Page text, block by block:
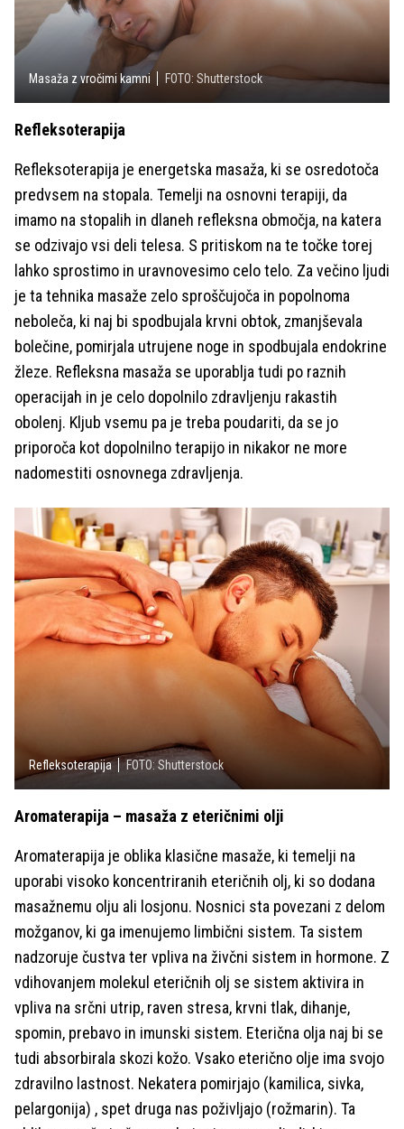
Masaža z vročimi kamni FOTO: Shutterstock
Refleksoterapija
Refleksoterapija je energetska masaža, ki se osredotoča
predvsem na stopala. Temelji na osnovni terapiji, da
imamo na stopalih in dlaneh refleksna območja, na katera
se odzivajo vsi deli telesa. S pritiskom na te točke torej
lahko sprostimo in uravnovesimo celo telo. Za večino ljudi
je ta tehnika masaže zelo sproščujoča in popolnoma
neboleča, ki naj bi spodbujala krvni obtok, zmanjševala
bolečine, pomirjala utrujene noge in spodbujala endokrine
žleze. Refleksna masaža se uporablja tudi po raznih
operacijah in je celo dopolnilo zdravljenju rakastih
obolenj. Kljub vsemu pa je treba poudariti, da se jo
priporoča kot dopolnilno terapijo in nikakor ne more
nadomestiti osnovnega zdravljenja.
Refleksoterapija FOTO: Shutterstock
Aromaterapija – masaža z eteričnimi olji
Aromaterapija je oblika klasične masaže, ki temelji na
uporabi visoko koncentriranih eteričnih olj, ki so dodana
masažnemu olju ali losjonu. Nosnici sta povezani z delom
možganov, ki ga imenujemo limbični sistem. Ta sistem
nadzoruje čustva ter vpliva na živčni sistem in hormone. Z
vdihovanjem molekul eteričnih olj se sistem aktivira in
vpliva na srčni utrip, raven stresa, krvni tlak, dihanje,
spomin, prebavo in imunski sistem. Eterična olja naj bi se
tudi absorbirala skozi kožo. Vsako eterično olje ima svojo
zdravilno lastnost. Nekatera pomirjajo (kamilica, sivka,
pelargonija) , spet druga nas poživljajo (rožmarin). Ta